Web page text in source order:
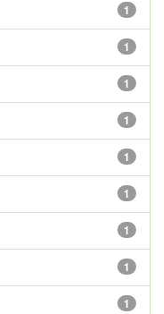
1
1
1
1
1
1
1
1
1